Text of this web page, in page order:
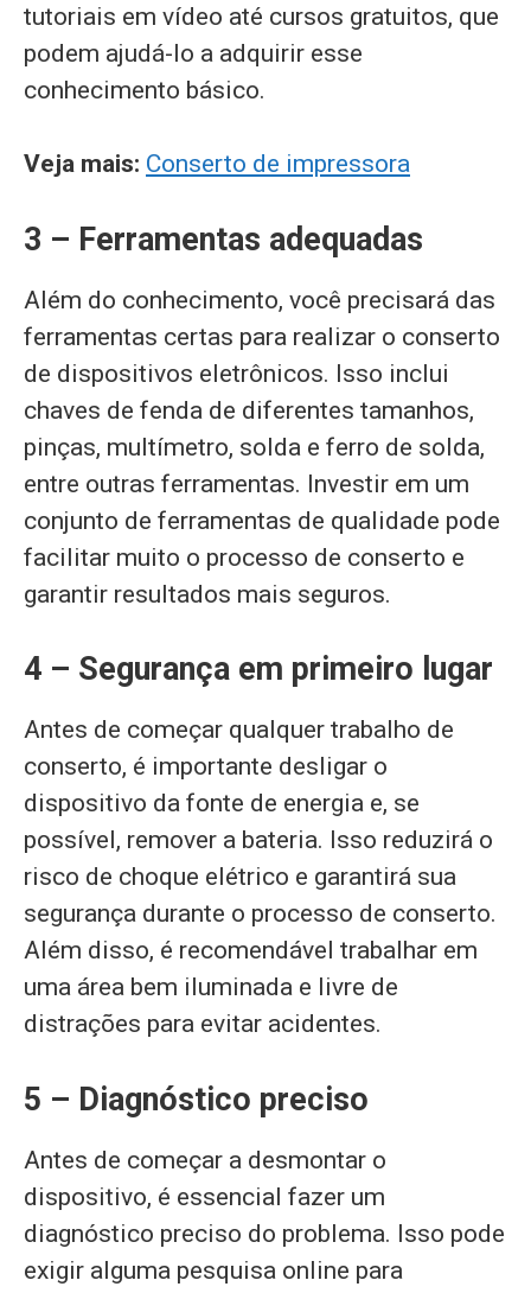
tutoriais em vídeo até cursos gratuitos, que
podem ajudá-lo a adquirir esse
conhecimento básico.
Veja mais: Conserto de impressora
3 – Ferramentas adequadas
Além do conhecimento, você precisará das
ferramentas certas para realizar o conserto
de dispositivos eletrônicos. Isso inclui
chaves de fenda de diferentes tamanhos,
pinças, multímetro, solda e ferro de solda,
entre outras ferramentas. Investir em um
conjunto de ferramentas de qualidade pode
facilitar muito o processo de conserto e
garantir resultados mais seguros.
4 – Segurança em primeiro lugar
Antes de começar qualquer trabalho de
conserto, é importante desligar o
dispositivo da fonte de energia e, se
possível, remover a bateria. Isso reduzirá o
risco de choque elétrico e garantirá sua
segurança durante o processo de conserto.
Além disso, é recomendável trabalhar em
uma área bem iluminada e livre de
distrações para evitar acidentes.
5 – Diagnóstico preciso
Antes de começar a desmontar o
dispositivo, é essencial fazer um
diagnóstico preciso do problema. Isso pode
exigir alguma pesquisa online para